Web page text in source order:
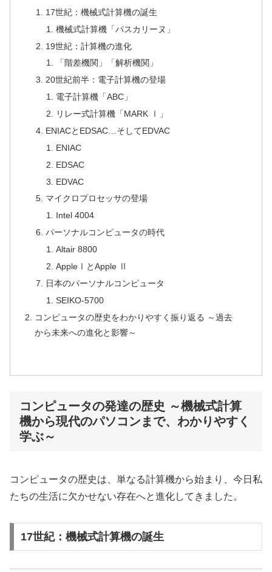
17世紀：機械式計算機の誕生
機械式計算機「パスカリーヌ」
19世紀：計算機の進化
「階差機関」「解析機関」
20世紀前半：電子計算機の登場
電子計算機「ABC」
リレー式計算機「MARK Ⅰ」
ENIACとEDSAC…そしてEDVAC
ENIAC
EDSAC
EDVAC
マイクロプロセッサの登場
Intel 4004
パーソナルコンピュータの時代
Altair 8800
AppleⅠとApple Ⅱ
日本のパーソナルコンピュータ
SEIKO-5700
コンピュータの歴史をわかりやすく振り返る ～過去
から未来への進化と影響～
コンピュータの発達の歴史 ～機械式計算
機から現代のパソコンまで、わかりやすく
学ぶ～
コンピュータの歴史は、単なる計算機から始まり、今日私
たちの生活に欠かせない存在へと進化してきました。
17世紀：機械式計算機の誕生